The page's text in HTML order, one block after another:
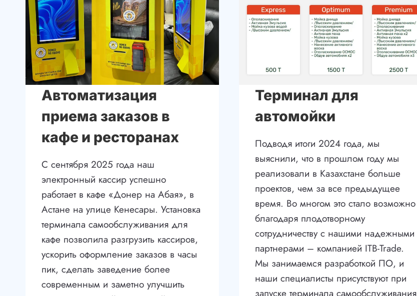
Автоматизация
приема заказов в
кафе и ресторанах
С сентября 2025 года наш
электронный кассир успешно
работает в кафе «Донер на Абая», в
Астане на улице Кенесары. Установка
терминала самообслуживания для
кафе позволила разгрузить кассиров,
ускорить оформление заказов в часы
пик, сделать заведение более
современным и заметно улучшить
Терминал для
автомойки
Подводя итоги 2024 года, мы
выяснили, что в прошлом году мы
реализовали в Казахстане больше
проектов, чем за все предыдущее
время. Во многом это стало возможно
благодаря плодотворному
сотрудничеству с нашими надежными
партнерами – компанией ITB-Trade.
Мы занимаемся разработкой ПО, и
наши специалисты присутствуют при